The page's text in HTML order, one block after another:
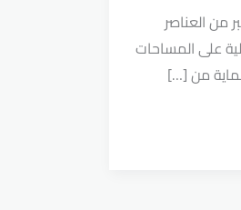
من العناصر
على المساحات
من […]